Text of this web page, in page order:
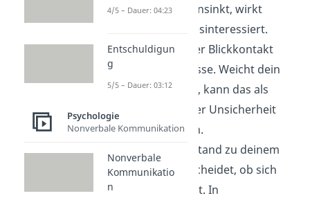
in sich zusammensinkt, wirkt
unsicher oder desinteressiert.
Blickkontakt:
Wer Blickkontakt
hält, zeigt Interesse. Weicht dein
Blick ständig aus, kann das als
Desinteresse oder Unsicherheit
gedeutet werden.
Der Abstand zu deinem
Gegenüber entscheidet, ob sich
jemand wohlfühlt. In
4/5 – Dauer: 04:23
Entschuldigun
g
5/5 – Dauer: 03:12
Psychologie
Nonverbale Kommunikation
Nonverbale
Kommunikatio
n